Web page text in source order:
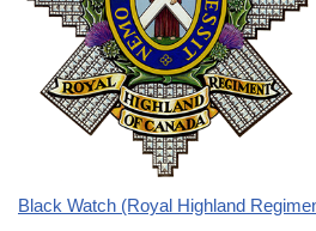
Black Watch (Royal Highland